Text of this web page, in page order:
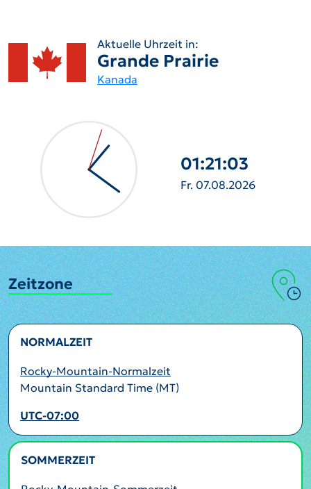
Aktuelle Uhrzeit in:
Grande Prairie
Kanada
01:21:04
Fr. 07.08.2026
Zeitzone
NORMALZEIT
Rocky-Mountain-Normalzeit
Mountain Standard Time (MT)
UTC-07:00
SOMMERZEIT